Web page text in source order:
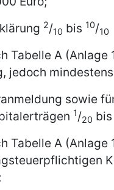
2/10 bis 10/10
Tabelle A
jedoch
sowie
1/20 bis
Tabelle A